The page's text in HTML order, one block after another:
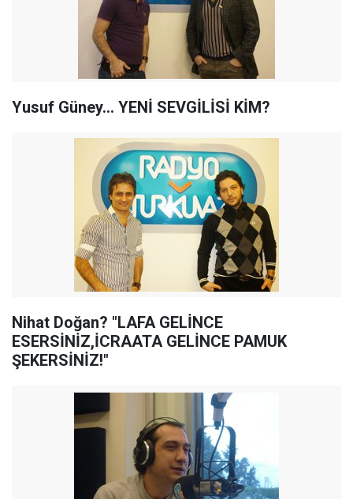
Yusuf Güney... YENİ SEVGİLİSİ KİM?
Nihat Doğan? "LAFA GELİNCE
ESERSİNİZ,İCRAATA GELİNCE PAMUK
ŞEKERSİNİZ!"